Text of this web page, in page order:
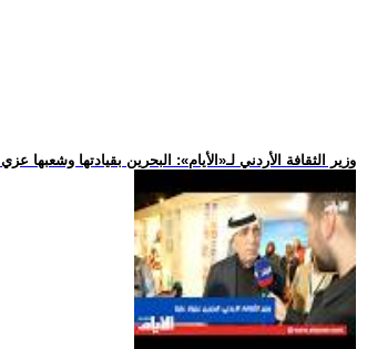
.. وزير الثقافة الأردني لـ«الأيام»: البحرين بقيادتها وشعبها عزي